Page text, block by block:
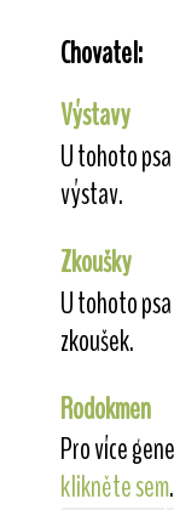
Chovatel:
Výstavy
U tohoto
výstav.
Zkoušky
U tohoto
zkoušek.
Rodokmen
Pro více
klikněte sem.